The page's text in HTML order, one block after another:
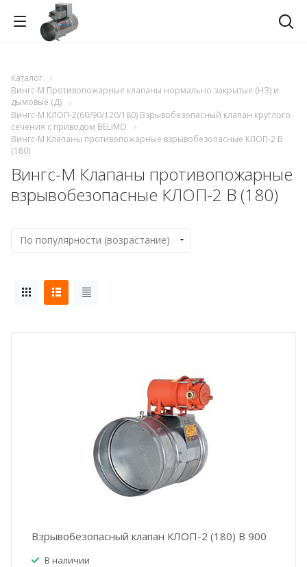
Каталог
Вингс-М Противопожарные клапаны нормально закрытые (НЗ) и
дымовые (Д)
Вингс-М КЛОП-2(60/90/120/180) Взрывобезопасный клапан круглого
сечения с приводом BELIMO
Вингс-М Клапаны противопожарные взрывобезопасные КЛОП-2 В
(180)
Вингс-М Клапаны противопожарные
взрывобезопасные КЛОП-2 В (180)
Взрывобезопасный клапан КЛОП-2 (180) В 900
В наличии